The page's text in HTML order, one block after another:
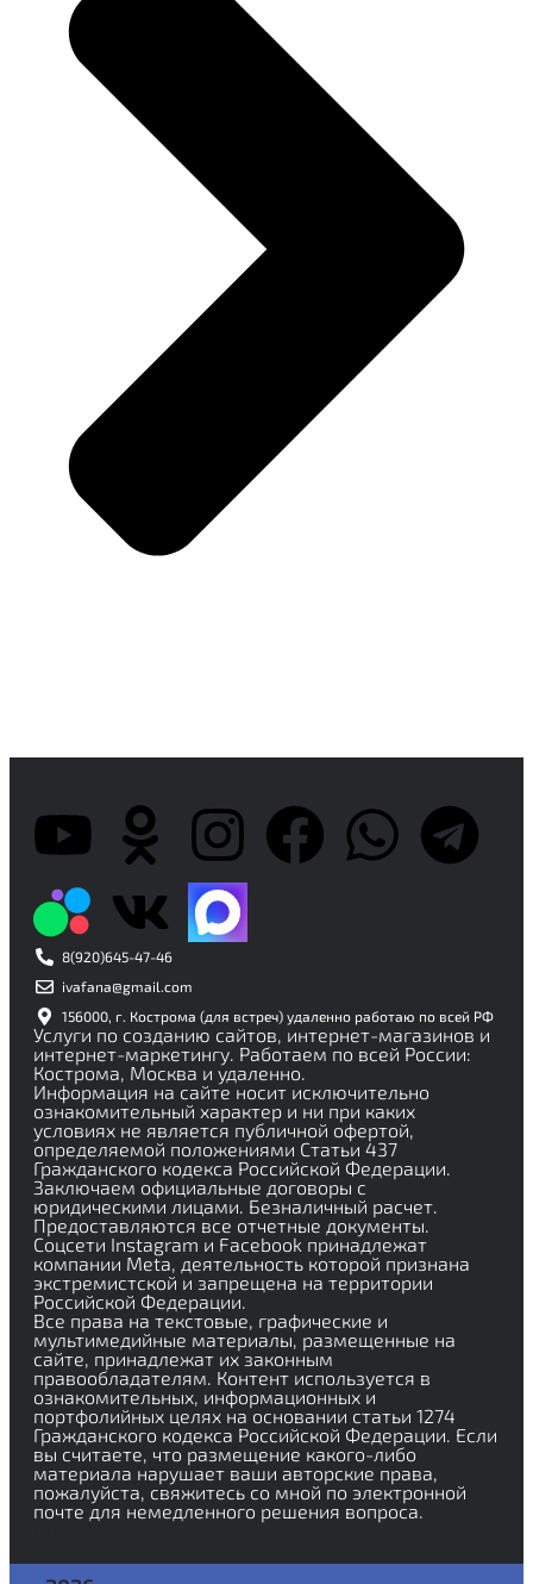
8(920)645-47-46
ivafana@gmail.com
156000, г. Кострома (для встреч) удаленно работаю по всей РФ
Услуги по созданию сайтов, интернет-магазинов и
интернет-маркетингу. Работаем по всей России:
Кострома, Москва и удаленно.
Информация на сайте носит исключительно
ознакомительный характер и ни при каких
условиях не является публичной офертой,
определяемой положениями Статьи 437
Гражданского кодекса Российской Федерации.
Заключаем официальные договоры с
юридическими лицами. Безналичный расчет.
Предоставляются все отчетные документы.
Соцсети Instagram и Facebook принадлежат
компании Meta, деятельность которой признана
экстремистской и запрещена на территории
Российской Федерации.
Все права на текстовые, графические и
мультимедийные материалы, размещенные на
сайте, принадлежат их законным
правообладателям. Контент используется в
ознакомительных, информационных и
портфолийных целях на основании статьи 1274
Гражданского кодекса Российской Федерации. Если
вы считаете, что размещение какого-либо
материала нарушает ваши авторские права,
пожалуйста, свяжитесь со мной по электронной
почте для немедленного решения вопроса.
Политика конфиденциальности